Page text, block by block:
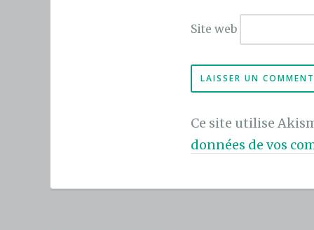
Site web
Ce site utilise
données de vos